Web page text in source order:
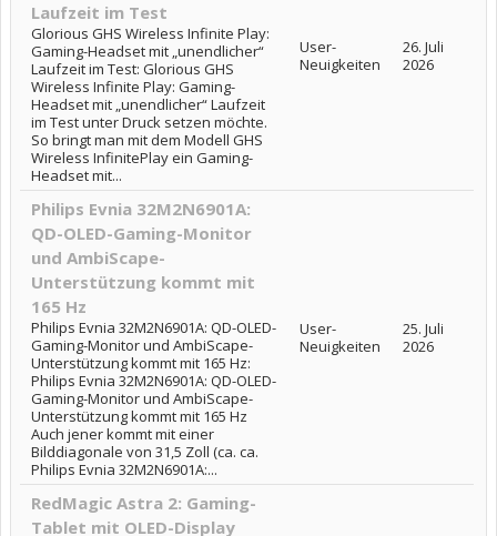
Laufzeit im Test
Glorious GHS Wireless Infinite Play:
Gaming-Headset mit „unendlicher“
Laufzeit im Test: Glorious GHS
Wireless Infinite Play: Gaming-
Headset mit „unendlicher“ Laufzeit
im Test unter Druck setzen möchte.
So bringt man mit dem Modell GHS
Wireless InfinitePlay ein Gaming-
Headset mit...
User-
Neuigkeiten
26. Juli
2026
Philips Evnia 32M2N6901A:
QD-OLED-Gaming-Monitor
und AmbiScape-
Unterstützung kommt mit
165 Hz
Philips Evnia 32M2N6901A: QD-OLED-
Gaming-Monitor und AmbiScape-
Unterstützung kommt mit 165 Hz:
Philips Evnia 32M2N6901A: QD-OLED-
Gaming-Monitor und AmbiScape-
Unterstützung kommt mit 165 Hz
Auch jener kommt mit einer
Bilddiagonale von 31,5 Zoll (ca. ca.
Philips Evnia 32M2N6901A:...
User-
Neuigkeiten
25. Juli
2026
RedMagic Astra 2: Gaming-
Tablet mit OLED-Display